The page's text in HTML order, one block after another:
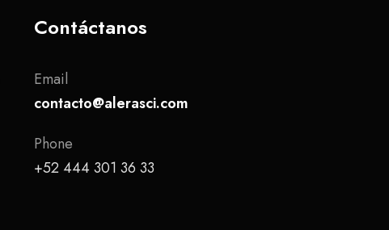
Contáctanos
Email
contacto@alerasci.com
Phone
+52 444 301 36 33